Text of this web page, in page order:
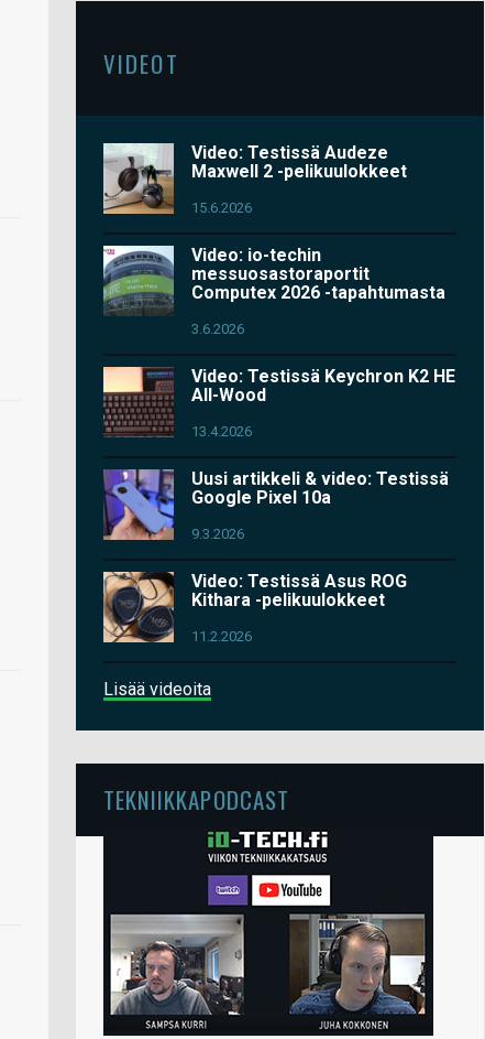
VIDEOT
Video: Testissä Audeze
Maxwell 2 -pelikuulokkeet
15.6.2026
Video: io-techin
messuosastoraportit
Computex 2026 -tapahtumasta
3.6.2026
Video: Testissä Keychron K2 HE
All-Wood
13.4.2026
Uusi artikkeli & video: Testissä
Google Pixel 10a
9.3.2026
Video: Testissä Asus ROG
Kithara -pelikuulokkeet
11.2.2026
Lisää videoita
TEKNIIKKAPODCAST